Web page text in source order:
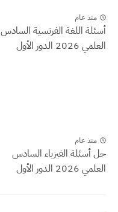
منذ عام
أسئلة اللغة الفرنسية السادس
العلمي 2026 الدور الأول
منذ عام
حل أسئلة الفيزياء السادس
العلمي 2026 الدور الأول